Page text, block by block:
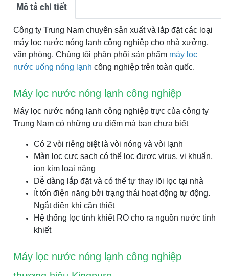
Mô tả chi tiết
Công ty Trung Nam chuyên sản xuất và lắp đặt các loại
máy lọc nước nóng lạnh công nghiệp cho nhà xưởng,
văn phòng. Chúng tôi phân phối sản phẩm máy lọc
nước uống nóng lạnh công nghiệp trên toàn quốc.
Máy lọc nước nóng lạnh công nghiệp
Máy lọc nước nóng lạnh công nghiệp trực của công ty
Trung Nam có những ưu điểm mà bạn chưa biết
Có 2 vòi riêng biệt là vòi nóng và vòi lạnh
Màn lọc cực sạch có thể lọc được virus, vi khuẩn,
ion kim loại nặng
Dễ dàng lắp đặt và có thể tự thay lõi lọc tại nhà
Ít tốn điện năng bởi trạng thái hoạt động tự động.
Ngắt điện khi cần thiết
Hệ thống lọc tinh khiết RO cho ra nguồn nước tinh
khiết
Máy lọc nước nóng lạnh công nghiệp